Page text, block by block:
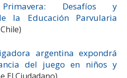
Desafíos y
la Educación Parvularia
argentina expondrá
del juego en niños y